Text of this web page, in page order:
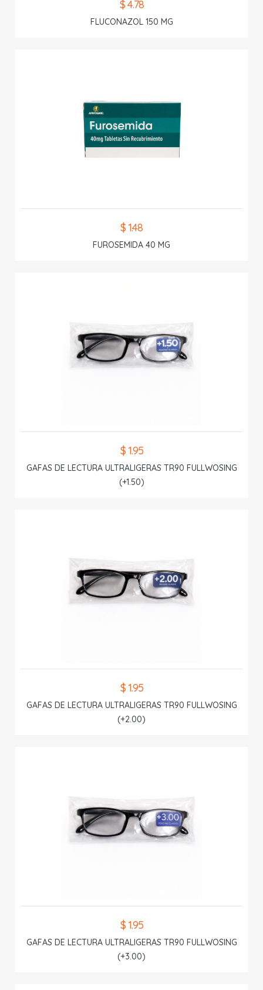
$ 4.78
FLUCONAZOL 150 MG
$ 1.48
FUROSEMIDA 40 MG
$ 1.95
GAFAS DE LECTURA ULTRALIGERAS TR90 FULLWOSING
(+1.50)
$ 1.95
GAFAS DE LECTURA ULTRALIGERAS TR90 FULLWOSING
(+2.00)
$ 1.95
GAFAS DE LECTURA ULTRALIGERAS TR90 FULLWOSING
(+3.00)